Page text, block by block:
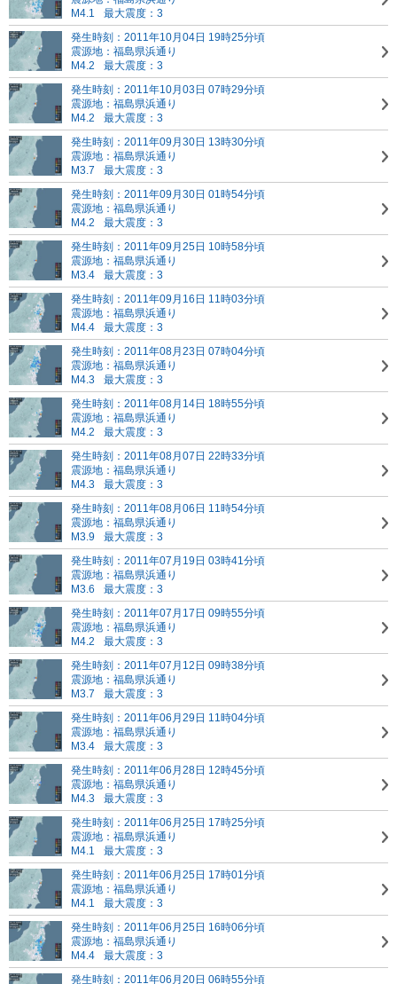
M4.1
最大震度：3
発生時刻：2011年10月04日 19時25分頃
震源地：福島県浜通り
M4.2
最大震度：3
発生時刻：2011年10月03日 07時29分頃
震源地：福島県浜通り
M4.2
最大震度：3
発生時刻：2011年09月30日 13時30分頃
震源地：福島県浜通り
M3.7
最大震度：3
発生時刻：2011年09月30日 01時54分頃
震源地：福島県浜通り
M4.2
最大震度：3
発生時刻：2011年09月25日 10時58分頃
震源地：福島県浜通り
M3.4
最大震度：3
発生時刻：2011年09月16日 11時03分頃
震源地：福島県浜通り
M4.4
最大震度：3
発生時刻：2011年08月23日 07時04分頃
震源地：福島県浜通り
M4.3
最大震度：3
発生時刻：2011年08月14日 18時55分頃
震源地：福島県浜通り
M4.2
最大震度：3
発生時刻：2011年08月07日 22時33分頃
震源地：福島県浜通り
M4.3
最大震度：3
発生時刻：2011年08月06日 11時54分頃
震源地：福島県浜通り
M3.9
最大震度：3
発生時刻：2011年07月19日 03時41分頃
震源地：福島県浜通り
M3.6
最大震度：3
発生時刻：2011年07月17日 09時55分頃
震源地：福島県浜通り
M4.2
最大震度：3
発生時刻：2011年07月12日 09時38分頃
震源地：福島県浜通り
M3.7
最大震度：3
発生時刻：2011年06月29日 11時04分頃
震源地：福島県浜通り
M3.4
最大震度：3
発生時刻：2011年06月28日 12時45分頃
震源地：福島県浜通り
M4.3
最大震度：3
発生時刻：2011年06月25日 17時25分頃
震源地：福島県浜通り
M4.1
最大震度：3
発生時刻：2011年06月25日 17時01分頃
震源地：福島県浜通り
M4.1
最大震度：3
発生時刻：2011年06月25日 16時06分頃
震源地：福島県浜通り
M4.4
最大震度：3
発生時刻：2011年06月20日 06時55分頃